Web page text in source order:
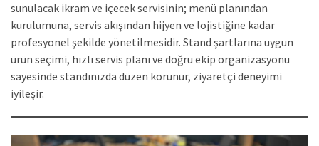
sunulacak ikram ve içecek servisinin; menü planından
kurulumuna, servis akışından hijyen ve lojistiğine kadar
profesyonel şekilde yönetilmesidir. Stand şartlarına uygun
ürün seçimi, hızlı servis planı ve doğru ekip organizasyonu
sayesinde standınızda düzen korunur, ziyaretçi deneyimi
iyileşir.